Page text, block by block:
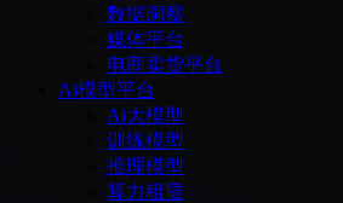
数据洞察
媒体平台
电商卖货平台
Ai模型平台
Ai大模型
训练模型
推理模型
算力租赁